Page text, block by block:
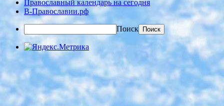
Православный календарь на сегодня
В-Православии.рф
Поиск